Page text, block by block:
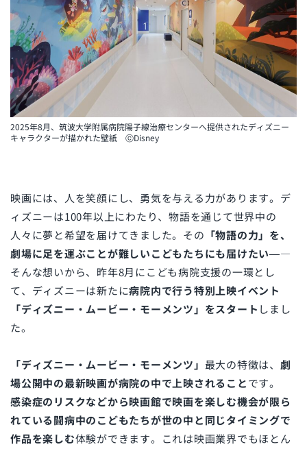
2025年8月、筑波大学附属病院陽子線治療センターへ提供されたディズニー
キャラクターが描かれた壁紙 ⓒDisney
映画には、人を笑顔にし、勇気を与える力があります。デ
ィズニーは100年以上にわたり、物語を通じて世界中の
人々に夢と希望を届けてきました。その 「物語の力」を、
劇場に足を運ぶことが難しいこどもたちにも届けたい—―
そんな想いから、昨年8月にこども病院支援の一環とし
て、ディズニーは新たに病院内で行う特別上映イベント
「ディズニー・ムービー・モーメンツ」をスタート しまし
た。
「ディズニー・ムービー・モーメンツ」 最大の特徴は、 劇
場公開中の最新映画が病院の中で上映されることです。
感染症のリスクなどから映画館で映画を楽しむ機会が限ら
れている闘病中のこどもたちが世の中と同じタイミングで
作品を楽しむ体験ができます。これは映画業界でもほとん